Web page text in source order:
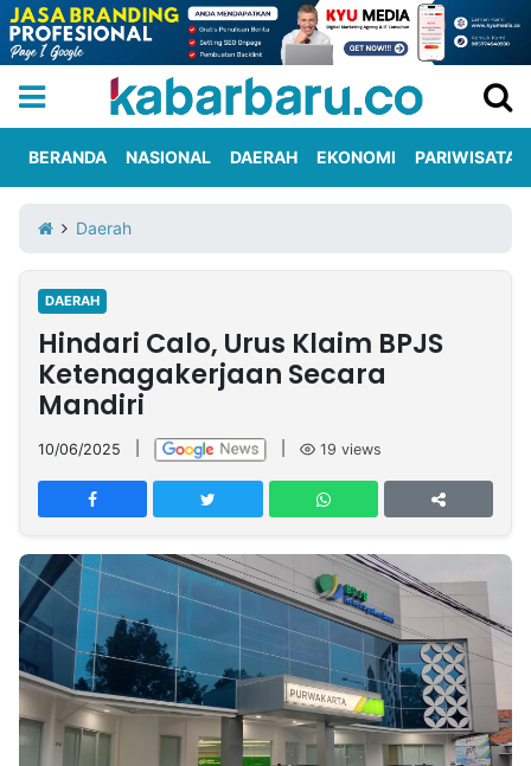
Iklan
Berita
Kami
Nasional
International
Olahraga
Entertainment
Daerah
Pariwisata
Kuliner
Kolom
Network
PT
TREETAN
INDONESIA
Partner
Insight
NTB
Suara
Time
Lens
IDN
Daily
Jogja
Jalan
Rakyat
Idealita
News
Kita
Notice
Dinamikapost.com
Radar
Baru
Seedbacklink
BERANDA NASIONAL DAERAH EKONOMI PARIWISATA
Daerah
DAERAH
Hindari Calo, Urus Klaim BPJS
Ketenagakerjaan Secara
Mandiri
10/06/2025 19 views